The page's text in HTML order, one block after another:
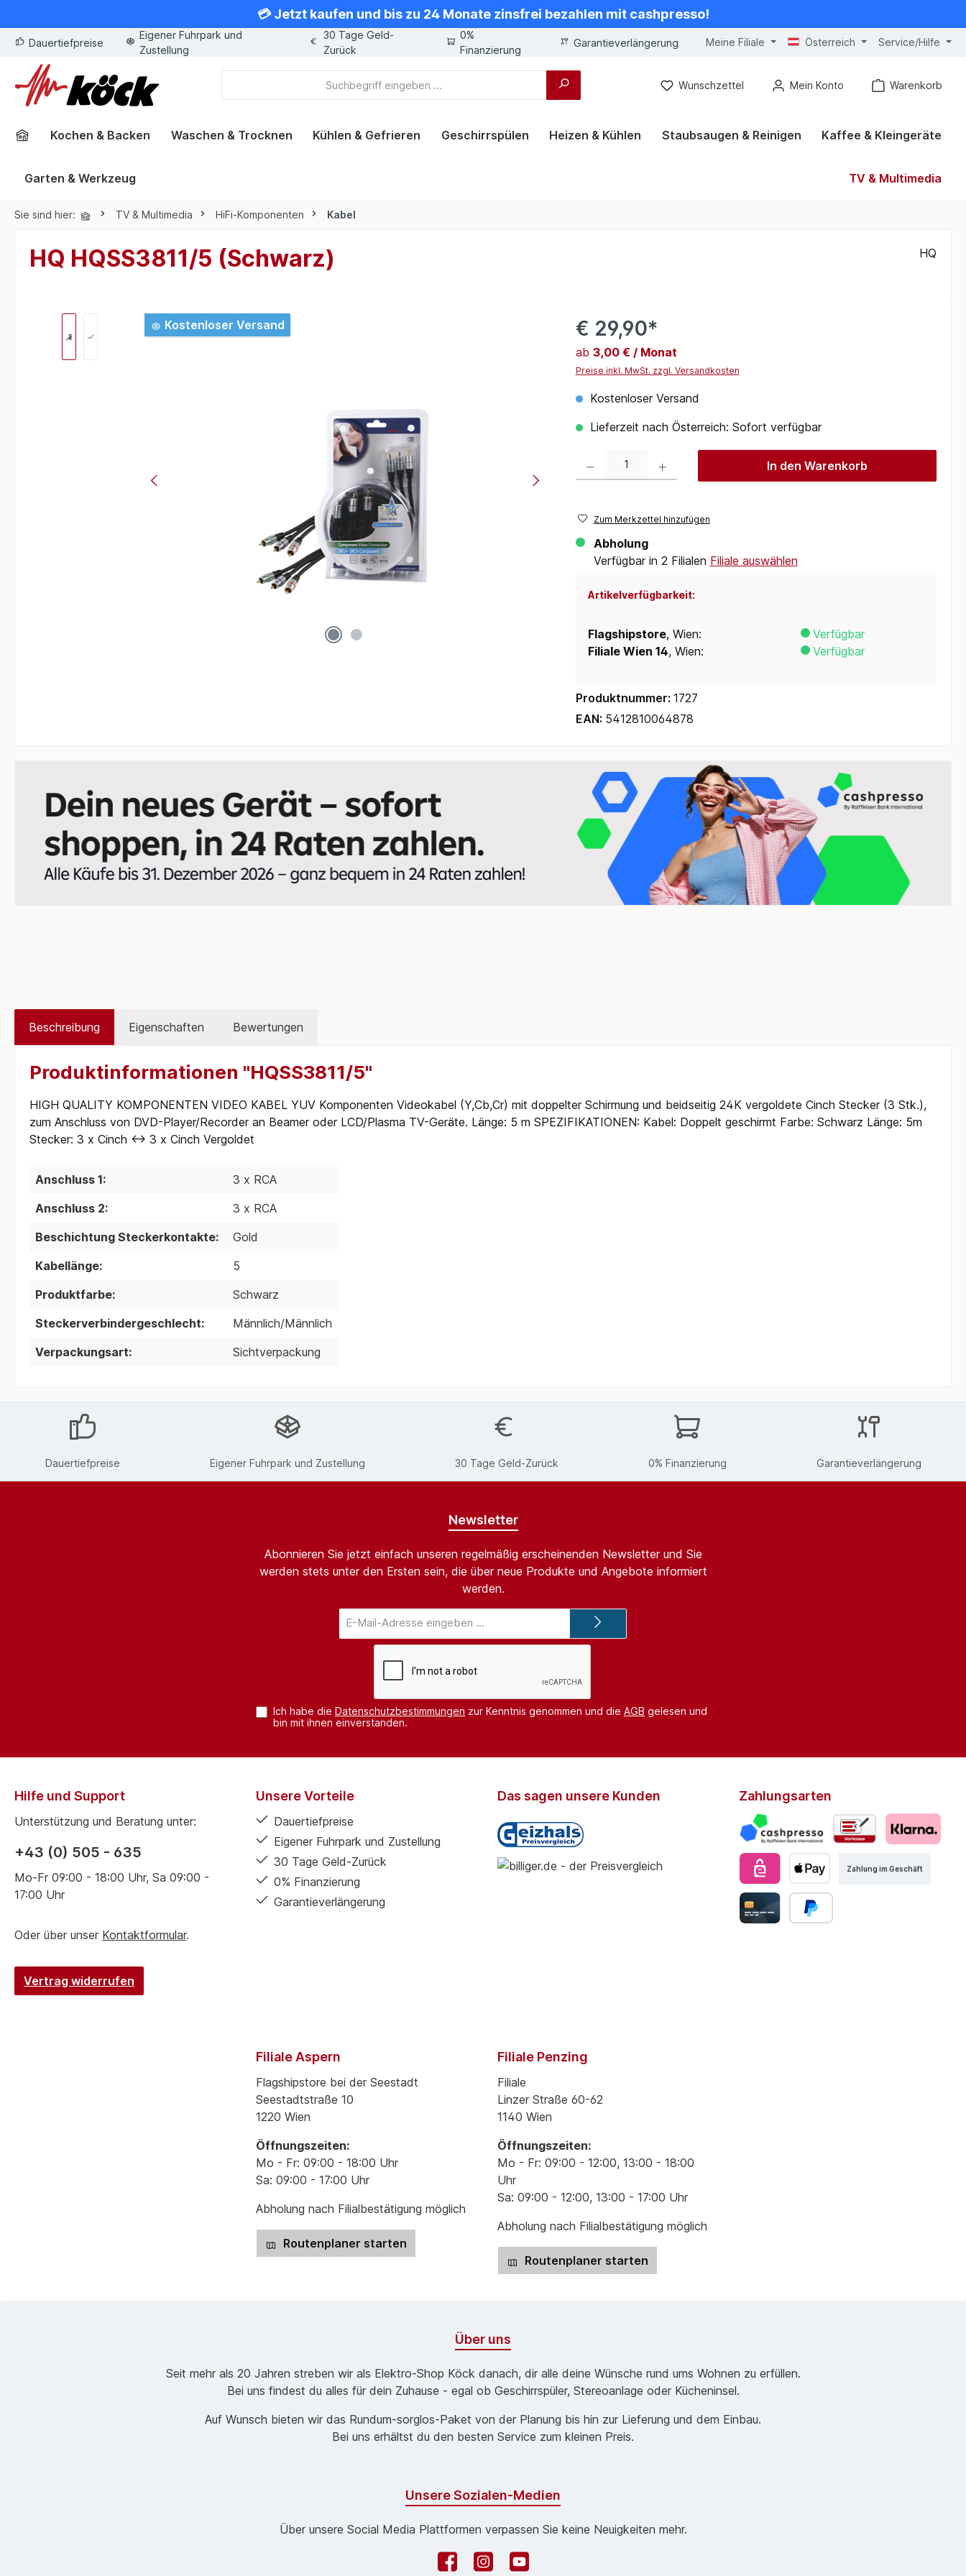
💳 Jetzt kaufen und bis zu 24 Monate zinsfrei bezahlen mit cashpresso!
Dauertiefpreise
Eigener Fuhrpark und
Zustellung
30 Tage Geld-
Zurück
0%
Finanzierung
Garantieverlängerung Meine Filiale Österreich Service/Hilfe
Wunschzettel Mein Konto Warenkorb
Kochen & Backen Waschen & Trocknen Kühlen & Gefrieren Geschirrspülen Heizen & Kühlen Staubsaugen & Reinigen Kaffee & Kleingeräte
Garten & Werkzeug TV & Multimedia
Sie sind hier: TV & Multimedia HiFi-Komponenten Kabel
HQ HQSS3811/5 (Schwarz) HQ
Bildergalerie überspringen Kostenloser Versand € 29,90*
ab 3,00 € / Monat
Preise inkl. MwSt. zzgl. Versandkosten
Kostenloser Versand
Lieferzeit nach Österreich: Sofort verfügbar
In den Warenkorb
Zum Merkzettel hinzufügen
Abholung
Verfügbar in 2 Filialen Filiale auswählen
Artikelverfügbarkeit:
Flagshipstore, Wien:
Verfügbar
Filiale Wien 14, Wien: Verfügbar
Produktnummer: 1727
EAN: 5412810064878
Beschreibung Eigenschaften Bewertungen
Produktinformationen "HQSS3811/5"
HIGH QUALITY KOMPONENTEN VIDEO KABEL YUV Komponenten Videokabel (Y,Cb,Cr) mit doppelter Schirmung und beidseitig 24K vergoldete Cinch Stecker (3 Stk.),
zum Anschluss von DVD-Player/Recorder an Beamer oder LCD/Plasma TV-Geräte. Länge: 5 m SPEZIFIKATIONEN: Kabel: Doppelt geschirmt Farbe: Schwarz Länge: 5m
Stecker: 3 x Cinch <-> 3 x Cinch Vergoldet
Anschluss 1:
3 x RCA
Anschluss 2:
3 x RCA
Beschichtung Steckerkontakte:
Gold
Kabellänge:
5
Produktfarbe:
Schwarz
Steckerverbindergeschlecht:
Männlich/Männlich
Verpackungsart:
Sichtverpackung
Dauertiefpreise Eigener Fuhrpark und Zustellung 30 Tage Geld-Zurück 0% Finanzierung Garantieverlängerung
Newsletter
Abonnieren Sie jetzt einfach unseren regelmäßig erscheinenden Newsletter und Sie
werden stets unter den Ersten sein, die über neue Produkte und Angebote informiert
werden.
Mail-
Adresse*
Ich habe die Datenschutzbestimmungen zur Kenntnis genommen und die AGB gelesen und
bin mit ihnen einverstanden.
Hilfe und Support
Unterstützung und Beratung unter:
+43 (0) 505 - 635
Mo-Fr 09:00 - 18:00 Uhr, Sa 09:00 -
17:00 Uhr
Oder über unser Kontaktformular.
Vertrag widerrufen
Unsere Vorteile
Dauertiefpreise
Eigener Fuhrpark und Zustellung
30 Tage Geld-Zurück
0% Finanzierung
Garantieverlängerung
Das sagen unsere Kunden Zahlungsarten
Zahlung im Geschäft
Filiale Aspern
Flagshipstore bei der Seestadt
Seestadtstraße 10
1220 Wien
Öffnungszeiten:
Mo - Fr: 09:00 - 18:00 Uhr
Sa: 09:00 - 17:00 Uhr
Abholung nach Filialbestätigung möglich
Routenplaner starten
Filiale Penzing
Filiale
Linzer Straße 60-62
1140 Wien
Öffnungszeiten:
Mo - Fr: 09:00 - 12:00, 13:00 - 18:00
Uhr
Sa: 09:00 - 12:00, 13:00 - 17:00 Uhr
Abholung nach Filialbestätigung möglich
Routenplaner starten
Über uns
Seit mehr als 20 Jahren streben wir als Elektro-Shop Köck danach, dir alle deine Wünsche rund ums Wohnen zu erfüllen.
Bei uns findest du alles für dein Zuhause - egal ob Geschirrspüler, Stereoanlage oder Kücheninsel.
Auf Wunsch bieten wir das Rund­um-sorg­los-Pa­ket von der Planung bis hin zur Lieferung und dem Einbau.
Bei uns erhältst du den besten Service zum kleinen Preis.
Unsere Sozialen-Medien
Über unsere Social Media Plattformen verpassen Sie keine Neuigkeiten mehr.
FacebookInstagramYouTube